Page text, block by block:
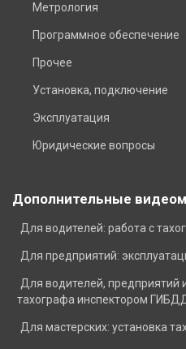
Метрология
Программное обеспечение
Прочее
Установка, подключение
Эксплуатация
Юридические вопросы
Дополнительные
Для водителей: работа с
Для предприятий:
Для водителей, предприятий
тахографа инспектором ГИБДД
Для мастерских: установка